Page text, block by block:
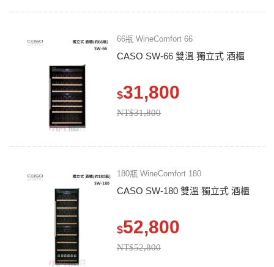
66瓶 WineComfort 66
CASO SW-66 雙溫 獨立式 酒櫃
$31,800
NT$31,800
180瓶 WineComfort 180
CASO SW-180 雙溫 獨立式 酒櫃
$52,800
NT$52,800